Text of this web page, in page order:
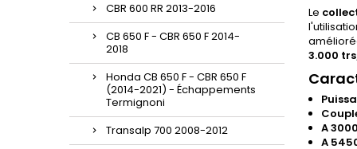
CBR 600 RR 2013-2016
CB 650 F - CBR 650 F 2014-
2018
Honda CB 650 F - CBR 650 F
(2014-2021) - Échappements
Termignoni
Transalp 700 2008-2012
Le
3.000
A
A